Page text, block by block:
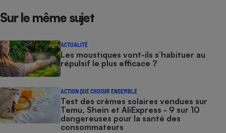
Sur le même sujet
ACTUALITÉ
Les moustiques vont-ils s’habituer au
répulsif le plus efficace ?
ACTION QUE CHOISIR ENSEMBLE
Test des crèmes solaires vendues sur
Temu, Shein et AliExpress - 9 sur 10
dangereuses pour la santé des
consommateurs